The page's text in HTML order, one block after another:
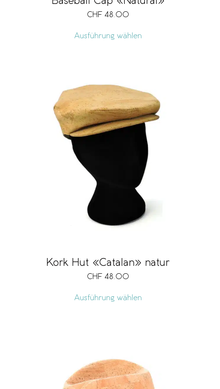
CHF 48.00
Ausführung wählen
Kork Hut «Catalan» natur
CHF 48.00
Ausführung wählen